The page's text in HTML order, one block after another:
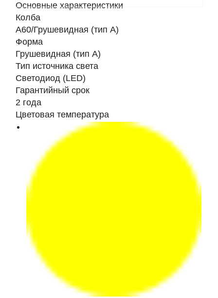
Основные характеристики
Колба
A60/Грушевидная (тип A)
Форма
Грушевидная (тип А)
Тип источника света
Светодиод (LED)
Гарантийный срок
2 года
Цветовая температура